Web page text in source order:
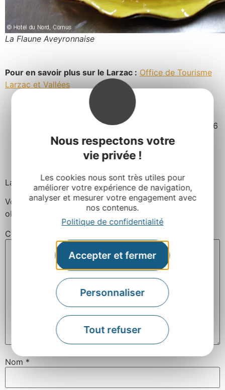
Nous respectons votre
vie privée !
Les cookies nous sont très utiles pour
améliorer votre expérience de navigation,
analyser et mesurer votre engagement avec
nos contenus.
Politique de confidentialité
Accepter et fermer
Personnaliser
Tout refuser
La Flaune Aveyronnaise
Pour en savoir plus sur le Larzac : Office de Tourisme
Larzac et Vallées
Mis à jour le 17 juin 2026
Twitter
Laisser un commentaire
Votre adresse e-mail ne sera pas publiée. Les champs
obligatoires sont indiqués avec*
Commentaire
Nom *